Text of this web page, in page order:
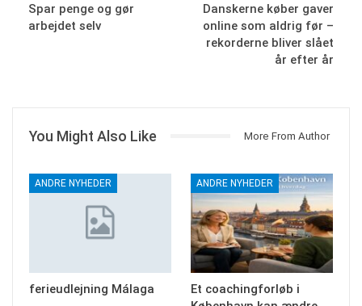
Spar penge og gør
arbejdet selv
Danskerne køber gaver
online som aldrig før –
rekorderne bliver slået
år efter år
You Might Also Like More From Author
ANDRE NYHEDER
ferieudlejning Málaga
ANDRE NYHEDER
Et coachingforløb i